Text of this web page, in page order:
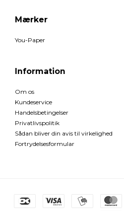
Mærker
You-Paper
Information
Om os
Kundeservice
Handelsbetingelser
Privatlivspolitik
Sådan bliver din avis til virkelighed
Fortrydelsesformular